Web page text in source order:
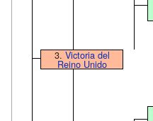
3.Victoria del
Reino Unido